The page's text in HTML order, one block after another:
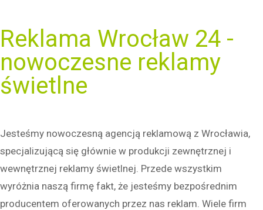
Reklama Wrocław 24 -
nowoczesne reklamy
świetlne
Jesteśmy nowoczesną agencją reklamową z Wrocławia,
specjalizującą się głównie w produkcji zewnętrznej i
wewnętrznej reklamy świetlnej. Przede wszystkim
wyróżnia naszą firmę fakt, że jesteśmy bezpośrednim
producentem oferowanych przez nas reklam. Wiele firm